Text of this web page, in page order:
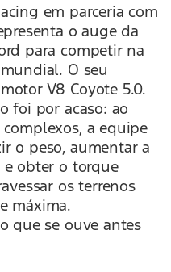
em parceria com
o auge da
para competir na
O seu
V8 Coyote 5.0.
foi por acaso: ao
a equipe
o peso, aumentar a
obter o torque
os terrenos
máxima.
que se ouve antes